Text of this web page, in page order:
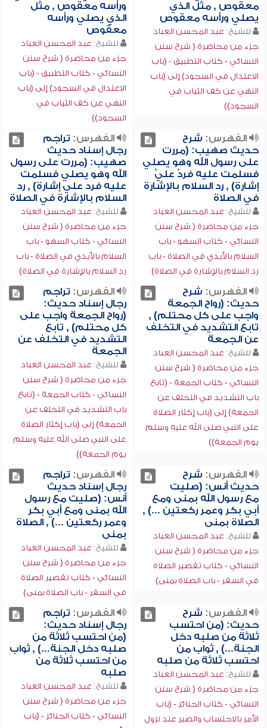
معقوص , مثل الذي
يصلي ورأسه معقوص
للشيخ: عبد المحسن العباد
جزء من محاضرة ( شرح سنن
النسائي - كتاب التطبيق - (باب
الاعتدال في السجود) إلى (باب
النهي عن كف الثياب في
السجود))
ورأسه معقوص , مثل
الذي يصلي ورأسه
معقوص
للشيخ: عبد المحسن العباد
جزء من محاضرة ( شرح سنن
النسائي - كتاب التطبيق - (باب
الاعتدال في السجود) إلى (باب
النهي عن كف الثياب في
السجود))
الفهرس: شرح
حديث صهيب: (مررت
على رسول الله وهو يصلي
فسلمت عليه فردَّ عليَّ
إشارة) , رد السلام بالإشارة
في الصلاة
للشيخ: عبد المحسن العباد
جزء من محاضرة ( شرح سنن
النسائي - كتاب السهو - باب
السلام بالأيدي في الصلاة - باب
رد السلام بالإشارة في الصلاة)
الفهرس: تراجم
رجال إسناد حديث
صهيب: (مررت على رسول
الله وهو يصلي فسلمت
عليه فرد علي إشارة) , رد
السلام بالإشارة في الصلاة
للشيخ: عبد المحسن العباد
جزء من محاضرة ( شرح سنن
النسائي - كتاب السهو - باب
السلام بالأيدي في الصلاة - باب
رد السلام بالإشارة في الصلاة)
الفهرس: شرح
حديث: (رواح الجمعة
واجب على كل محتلم) ,
تابع التشديد في التخلف
عن الجمعة
للشيخ: عبد المحسن العباد
جزء من محاضرة ( شرح سنن
النسائي - كتاب الجمعة - (تابع
باب التشديد في التخلف عن
الجمعة) إلى (باب إكثار الصلاة
على النبي صلى الله عليه وسلم
يوم الجمعة))
الفهرس: تراجم
رجال إسناد حديث:
(رواح الجمعة واجب على
كل محتلم) , تابع
التشديد في التخلف عن
الجمعة
للشيخ: عبد المحسن العباد
جزء من محاضرة ( شرح سنن
النسائي - كتاب الجمعة - (تابع
باب التشديد في التخلف عن
الجمعة) إلى (باب إكثار الصلاة
على النبي صلى الله عليه وسلم
يوم الجمعة))
الفهرس: شرح
حديث أنس: (صليت
مع رسول الله بمنى ومع
أبي بكر وعمر ركعتين ...) ,
الصلاة بمنى
للشيخ: عبد المحسن العباد
جزء من محاضرة ( شرح سنن
النسائي - كتاب تقصير الصلاة
في السفر - باب الصلاة بمنى)
الفهرس: تراجم
رجال إسناد حديث
أنس: (صليت مع رسول
الله بمنى ومع أبي بكر
وعمر ركعتين ...) , الصلاة
بمنى
للشيخ: عبد المحسن العباد
جزء من محاضرة ( شرح سنن
النسائي - كتاب تقصير الصلاة
في السفر - باب الصلاة بمنى)
الفهرس: شرح
حديث: (من احتسب
ثلاثة من صلبه دخل
الجنة...) , ثواب من
احتسب ثلاثة من صلبه
للشيخ: عبد المحسن العباد
جزء من محاضرة ( شرح سنن
النسائي - كتاب الجنائز - (باب
الأمر بالاحتساب والصبر عند نزول
الفهرس: تراجم
رجال إسناد حديث:
(من احتسب ثلاثة من
صلبه دخل الجنة...) , ثواب
من احتسب ثلاثة من
صلبه
للشيخ: عبد المحسن العباد
جزء من محاضرة ( شرح سنن
النسائي - كتاب الجنائز - (باب